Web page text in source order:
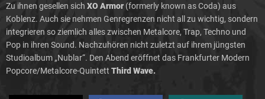
Zu ihnen gesellen sich XO Armor (formerly known as Coda) aus
Koblenz. Auch sie nehmen Genregrenzen nicht all zu wichtig, sondern
integrieren so ziemlich alles zwischen Metalcore, Trap, Techno und
Pop in ihren Sound. Nachzuhören nicht zuletzt auf ihrem jüngsten
Studioalbum „Nublar“. Den Abend eröffnet das Frankfurter Modern
Popcore/Metalcore-Quintett Third Wave.